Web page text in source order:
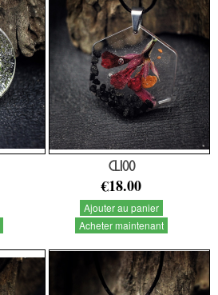
CL100
€18.00
Ajouter au panier
Acheter maintenant